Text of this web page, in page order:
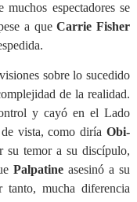
muchos espectadores se
a queCarrie Fisher
sobre lo sucedido
de la realidad.
y cayó en el Lado
vista, como diría Obi-
su temor a su discípulo,
Palpatineasesinó a su
tanto, mucha diferencia